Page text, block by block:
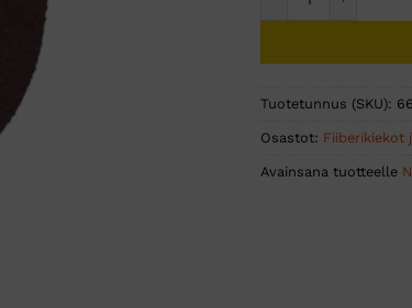
Tuotetunnus (SKU):
Osastot: Fiiberikiekot
Avainsana tuotteelle